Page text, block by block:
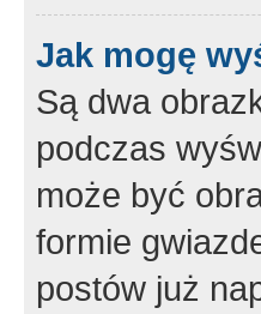
Jak mogę
Są dwa
podczas
może być
formie
postów już